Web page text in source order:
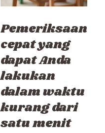
Pemeriksaan
cepat yang
dapat Anda
lakukan
dalam waktu
kurang dari
satu menit